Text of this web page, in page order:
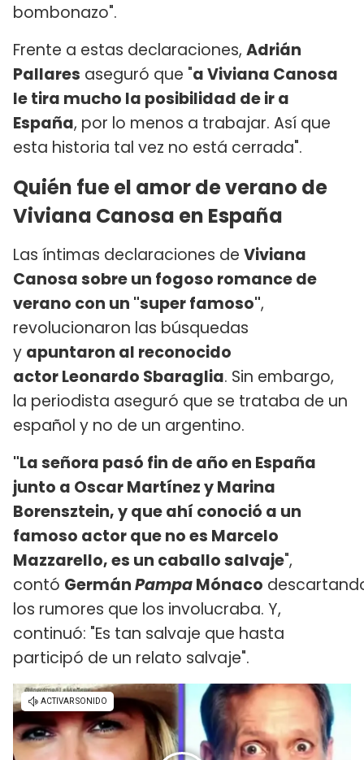
bombonazo".
Frente a estas declaraciones, Adrián
Pallares aseguró que "a Viviana Canosa
le tira mucho la posibilidad de ir a
España, por lo menos a trabajar. Así que
esta historia tal vez no está cerrada".
Quién fue el amor de verano de
Viviana Canosa en España
Las íntimas declaraciones de Viviana
Canosa sobre un fogoso romance de
verano con un "super famoso",
revolucionaron las búsquedas
y apuntaron al reconocido
actor Leonardo Sbaraglia. Sin embargo,
la periodista aseguró que se trataba de un
español y no de un argentino.
"La señora pasó fin de año en España
junto a Oscar Martínez y Marina
Borensztein, y que ahí conoció a un
famoso actor que no es Marcelo
Mazzarello, es un caballo salvaje",
contó GermánPampaMónaco
los rumores que los involucraba. Y,
continuó: "Es tan salvaje que hasta
participó de un relato salvaje".